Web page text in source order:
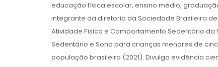
educação física escolar, ensino médio,
integrante da diretoria da Sociedade Brasileira
Atividade Física e Comportamento Sedentário
Sedentário e Sono para crianças menores de
população brasileira (2021). Divulga evidência